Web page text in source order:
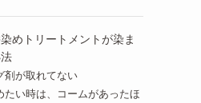
めトリートメントが染ま
剤が取れてない
たい時は、コームがあったほ